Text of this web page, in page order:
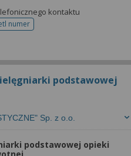
kontaktu
numer
telefonu do rejestracji
podstawowej
Sp. z o.o.
podstawowej opieki